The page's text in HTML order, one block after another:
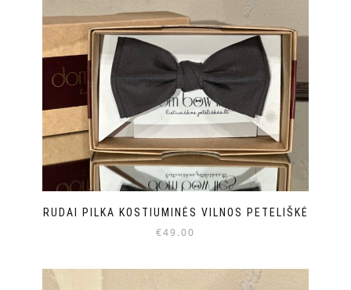
RUDAI PILKA KOSTIUMINĖS VILNOS PETELIŠKĖ
€49.00